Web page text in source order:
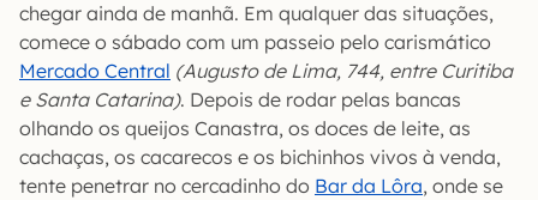
chegar ainda de manhã. Em qualquer das situações,
comece o sábado com um passeio pelo carismático
Mercado Central (Augusto de Lima, 744, entre Curitiba
e Santa Catarina). Depois de rodar pelas bancas
olhando os queijos Canastra, os doces de leite, as
cachaças, os cacarecos e os bichinhos vivos à venda,
tente penetrar no cercadinho do Bar da Lôra, onde se